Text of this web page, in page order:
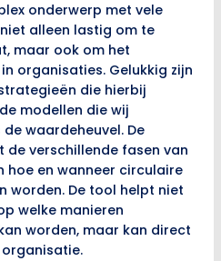
onderwerp met vele
alleen lastig om te
maar ook om het
organisaties. Gelukkig zijn
die hierbij
modellen die wij
waardeheuvel. De
verschillende fasen van
hoe en wanneer circulaire
worden. De tool helpt niet
welke manieren
worden, maar kan direct